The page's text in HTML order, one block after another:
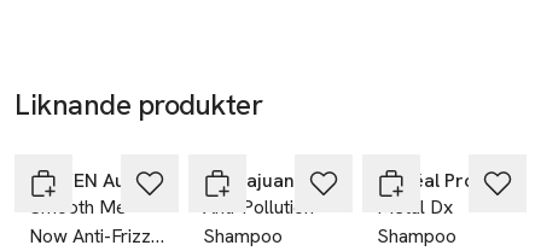
Liknande produkter
ELEVEN Australia
Smooth Me
Now Anti-Frizz
Sachajuan
Anti-Pollution
Shampoo
L’Oréal Professionnel
Metal Dx
Shampoo